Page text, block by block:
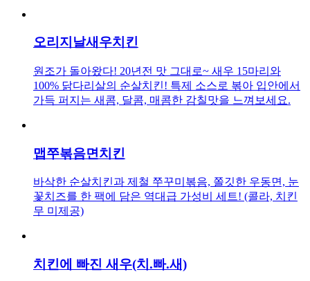
오리지날새우치킨
원조가 돌아왔다! 20년전 맛 그대로~ 새우 15마리와
100% 닭다리살의 순살치킨! 특제 소스로 볶아 입안에서
가득 퍼지는 새콤, 달콤, 매콤한 감칠맛을 느껴보세요.
맵쭈볶음면치킨
바삭한 순살치킨과 제철 쭈꾸미볶음, 쫄깃한 우동면, 눈
꽃치즈를 한 팩에 담은 역대급 가성비 세트! (콜라, 치킨
무 미제공)
치킨에 빠진 새우(치.빠.새)